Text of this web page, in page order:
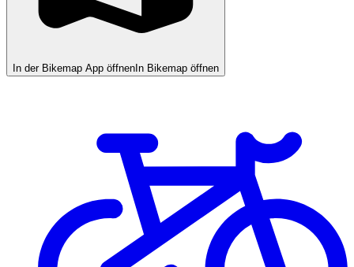
In der Bikemap App öffnen In Bikemap öffnen